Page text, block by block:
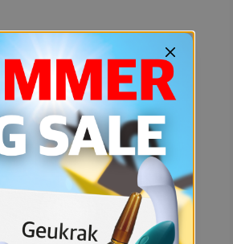
예상치 못한 에러입니다.